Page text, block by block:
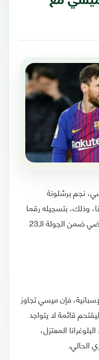
نجم برشلونة
وذلك، بتسجيله رقما
جديدا خلال مباراة خيتافي الأحد الماضي ضمن الجولة الـ23
فإن ميسي تجاوز
ليقتحم قائمة لا يتواجد
المعتزل،
الحالي.